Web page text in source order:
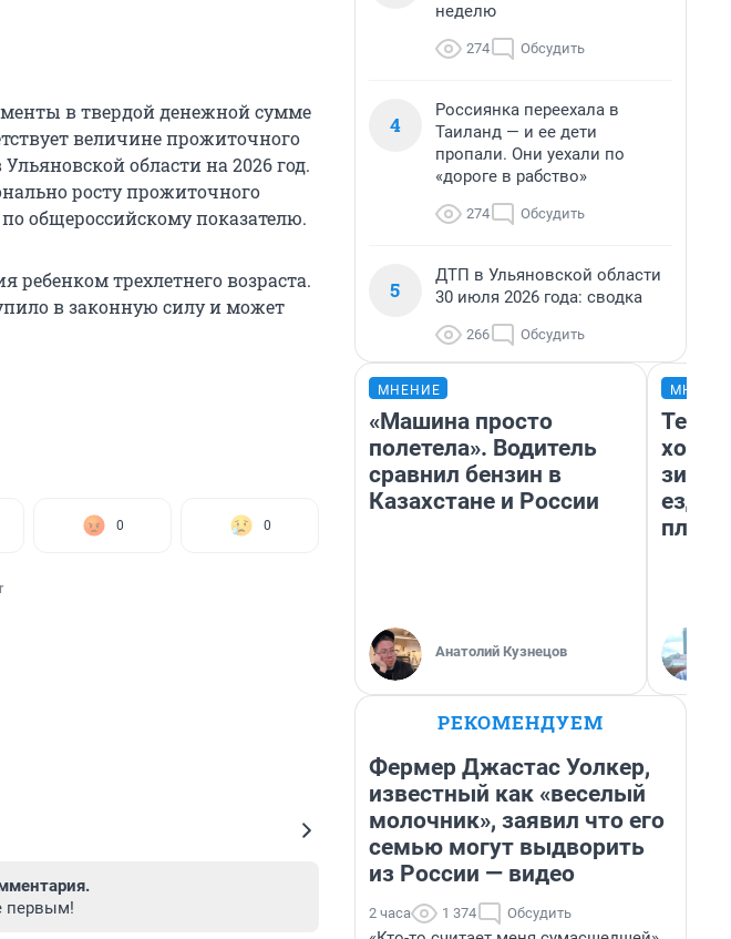
в твердой денежной сумме
величине прожиточного
области на 2026 год.
росту прожиточного
общероссийскому показателю.
трехлетнего возраста.
в законную силу и может
0 0
первым!
неделю
274 Обсудить
4
Россиянка переехала в
Таиланд — и ее дети
пропали. Они уехали по
«дороге в рабство»
274 Обсудить
5
ДТП в Ульяновской области
30 июля 2026 года: сводка
266 Обсудить
МНЕНИЕ
«Машина просто
полетела». Водитель
сравнил бензин в
Казахстане и России
Анатолий Кузнецов
ездит
РЕКОМЕНДУЕМ
Фермер Джастас Уолкер,
известный как «веселый
молочник», заявил что его
семью могут выдворить
из России — видео
2 часа 1 374 Обсудить